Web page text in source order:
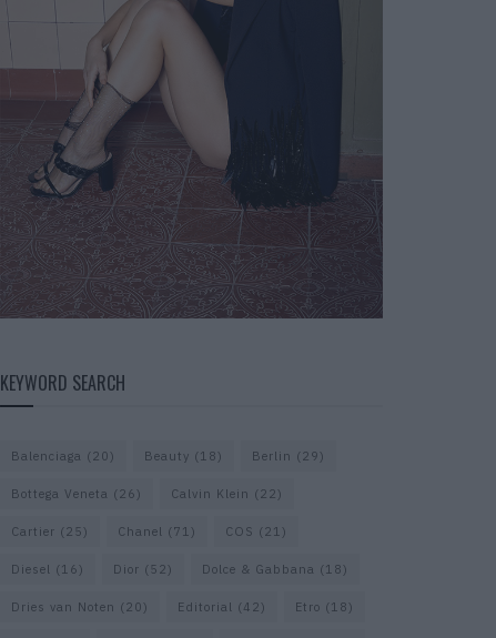
KEYWORD SEARCH
Balenciaga (20) Beauty (18) Berlin (29)
Bottega Veneta (26) Calvin Klein (22)
Cartier (25) Chanel (71) COS (21)
Diesel (16) Dior (52) Dolce & Gabbana (18)
Dries van Noten (20) Editorial (42) Etro (18)